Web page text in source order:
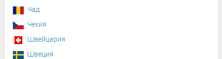
Чад
Чехия
Швейцария
Швеция